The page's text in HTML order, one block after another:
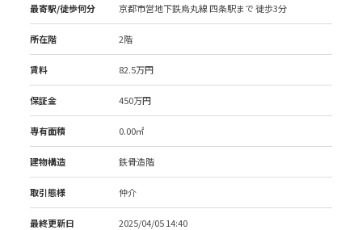
最寄駅/徒歩何分 京都市営地下鉄烏丸線 四条駅まで 徒歩3分
所在階 2階
賃料 82.5万円
保証金 450万円
専有面積 0.00㎡
建物構造 鉄骨造階
取引態様 仲介
最終更新日 2025/04/05 14:40